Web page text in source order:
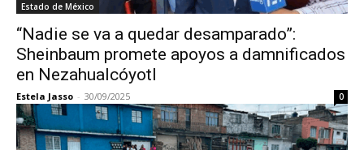
Estado de México
“Nadie se va a quedar desamparado”:
Sheinbaum promete apoyos a damnificados
en Nezahualcóyotl
Estela Jasso - 30/09/2025 0